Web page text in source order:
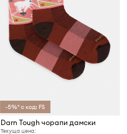
-5%* с код: FS
Darn Tough чорапи дамски
Текуща цена: